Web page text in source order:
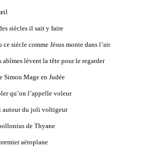
siècles il sait y faire
ce siècle comme Jésus monte dans l’air
abîmes lèvent la tête pour le regarder
Simon Mage en Judée
qu’on l’appelle voleur
autour du joli voltigeur
de Thyane
aéroplane